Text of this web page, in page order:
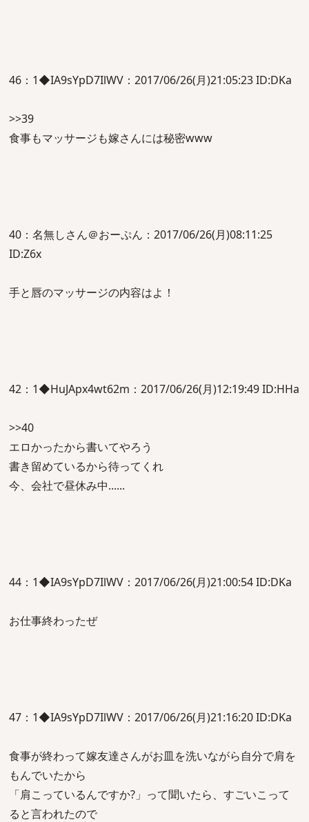
46：1◆IA9sYpD7IlWV：2017/06/26(月)21:05:23 ID:DKa
>>39
食事もマッサージも嫁さんには秘密www
40：名無しさん＠おーぷん：2017/06/26(月)08:11:25
ID:Z6x
手と唇のマッサージの内容はよ！
42：1◆HuJApx4wt62m：2017/06/26(月)12:19:49 ID:HHa
>>40
エロかったから書いてやろう
書き留めているから待ってくれ
今、会社で昼休み中......
44：1◆IA9sYpD7IlWV：2017/06/26(月)21:00:54 ID:DKa
お仕事終わったぜ
47：1◆IA9sYpD7IlWV：2017/06/26(月)21:16:20 ID:DKa
食事が終わって嫁友達さんがお皿を洗いながら自分で肩を
もんでいたから
「肩こっているんですか?」って聞いたら、すごいこって
ると言われたので